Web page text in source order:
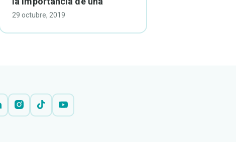
planificación y gestión
29 octubre, 2019